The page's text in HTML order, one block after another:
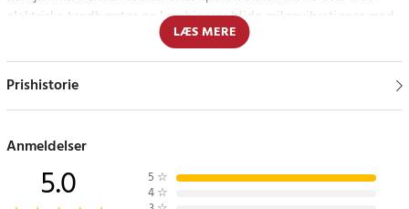
elektriske tandbørster og kombinerer blide mikrovibrationer med
en rund form, der er inspireret af tandlæger.
De 16 grader vinklede børstehår hjælper med at nå svært
fjerne op til 100 % mere plak end en almindelig manuel
tandkødet under daglig brug.
LÆS MERE
Prishistorie
Anmeldelser
5.0 5 ☆
4 ☆